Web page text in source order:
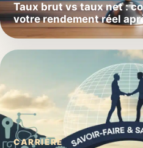
Taux brut vs taux net :
votre rendement réel
CARRIÈRE